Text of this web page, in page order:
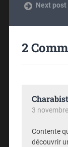
Next post
2
3
Contente
découvrir